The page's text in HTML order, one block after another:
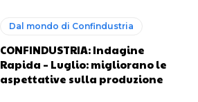
Dal mondo di Confindustria
CONFINDUSTRIA: Indagine
Rapida – Luglio: migliorano le
aspettative sulla produzione